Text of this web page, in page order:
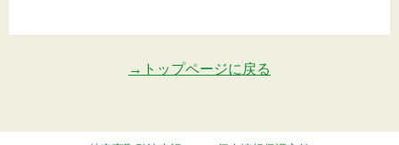
→トップページに戻る